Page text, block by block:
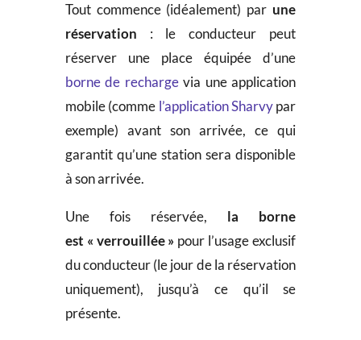
Tout commence (idéalement) par une
réservation : le conducteur peut
réserver une place équipée d’une
borne de rechargevia une application
mobile (comme l’application Sharvypar
exemple) avant son arrivée, ce qui
garantit qu’une station sera disponible
à son arrivée.
Une fois réservée, la borne
est « verrouillée » pour l’usage exclusif
du conducteur (le jour de la réservation
uniquement), jusqu’à ce qu’il se
présente.